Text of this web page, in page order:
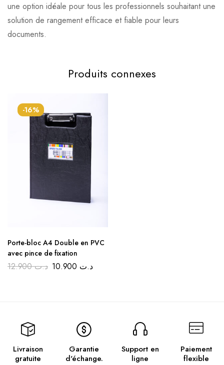
une option idéale pour tous les professionnels souhaitant une
solution de rangement efficace et fiable pour leurs
documents.
Produits connexes
-16%
Porte-bloc A4 Double en PVC
avec pince de fixation
د.ت12.900 د.ت
Livraison
gratuite
Garantie
d'échange.
Support en
ligne
Paiement
flexible